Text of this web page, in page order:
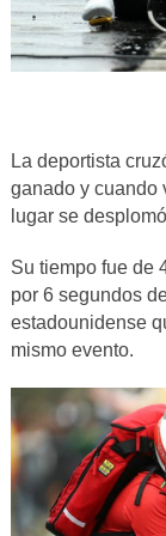
La deportista
ganado y cuando
lugar se
Su tiempo fue de
por 6 segundos
estadounidense
mismo evento.